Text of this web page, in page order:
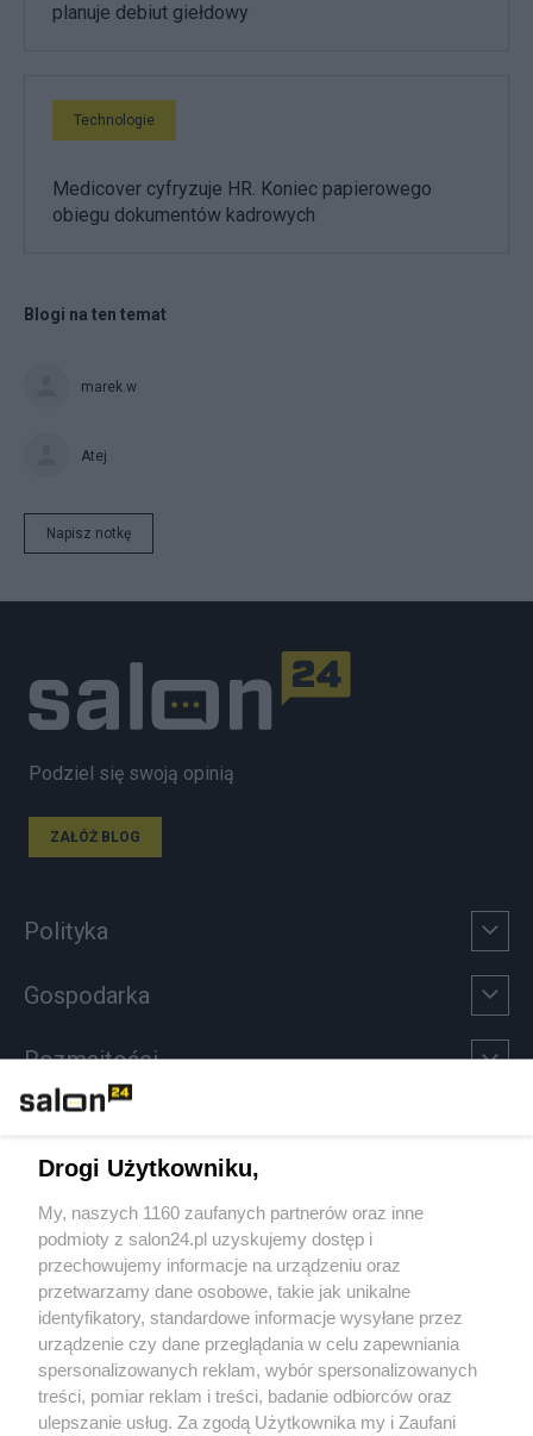
planuje debiut giełdowy
Technologie
Medicover cyfryzuje HR. Koniec papierowego
obiegu dokumentów kadrowych
Blogi na ten temat
marek.w
Atej
Napisz notkę
Podziel się swoją opinią
ZAŁÓŻ BLOG
Polityka
Gospodarka
Rozmaitości
Sport
Społeczeństwo
Kultura
Drogi Użytkowniku,
My, naszych 1160 zaufanych partnerów oraz inne
podmioty z salon24.pl uzyskujemy dostęp i
przechowujemy informacje na urządzeniu oraz
przetwarzamy dane osobowe, takie jak unikalne
identyfikatory, standardowe informacje wysyłane przez
urządzenie czy dane przeglądania w celu zapewniania
spersonalizowanych reklam, wybór spersonalizowanych
treści, pomiar reklam i treści, badanie odbiorców oraz
ulepszanie usług. Za zgodą Użytkownika my i Zaufani